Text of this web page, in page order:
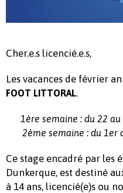
Cher.e.s licencié.e.s,
Les vacances de février
FOOT LITTORAL.
1ère semaine : du 22
2ème semaine : du 1er
Ce stage encadré par les
Dunkerque, est destiné
à 14 ans, licencié(e)s ou